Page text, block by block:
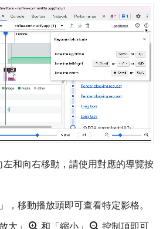
和向右移動，請使用對應的導覽按
，移動播放頭即可查看特定影格。